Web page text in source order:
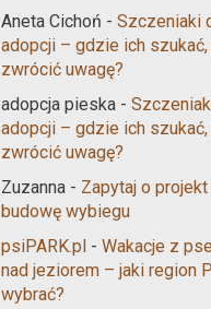
Aneta Cichoń - Szczeniaki
adopcji – gdzie ich szukać,
zwrócić uwagę?
adopcja pieska -
adopcji – gdzie ich szukać,
zwrócić uwagę?
Zuzanna - Zapytaj o projekt
budowę wybiegu
psiPARK.pl - Wakacje z
nad jeziorem – jaki region
wybrać?